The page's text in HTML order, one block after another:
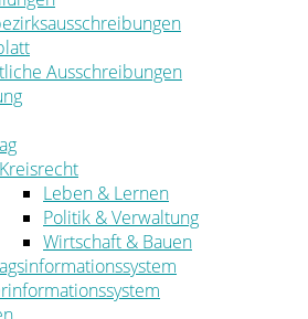
und Radwegebau
und Urlaub im Landkreis
Bildung, Sport und Kultur
Familie und Senioren
Ausschreibungen
Kreisrecht
Leben & Lernen
Politik & Verwaltung
Wirtschaft & Bauen